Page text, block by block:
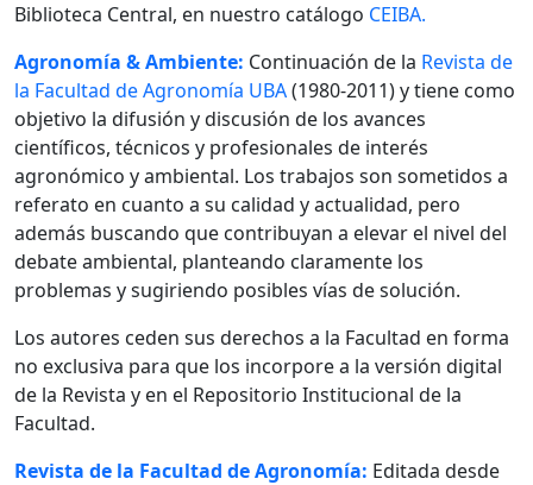
Biblioteca Central, en nuestro catálogo CEIBA.
Agronomía & Ambiente: Continuación de la Revista de
la Facultad de Agronomía UBA(1980-2011) y tiene como
objetivo la difusión y discusión de los avances
científicos, técnicos y profesionales de interés
agronómico y ambiental. Los trabajos son sometidos a
referato en cuanto a su calidad y actualidad, pero
además buscando que contribuyan a elevar el nivel del
debate ambiental, planteando claramente los
problemas y sugiriendo posibles vías de solución.
Los autores ceden sus derechos a la Facultad en forma
no exclusiva para que los incorpore a la versión digital
de la Revista y en el Repositorio Institucional de la
Facultad.
Revista de la Facultad de Agronomía: Editada desde